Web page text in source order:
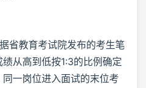
省教育考试院发布的考生笔
从高到低按1:3的比例确定
一岗位进入面试的末位考